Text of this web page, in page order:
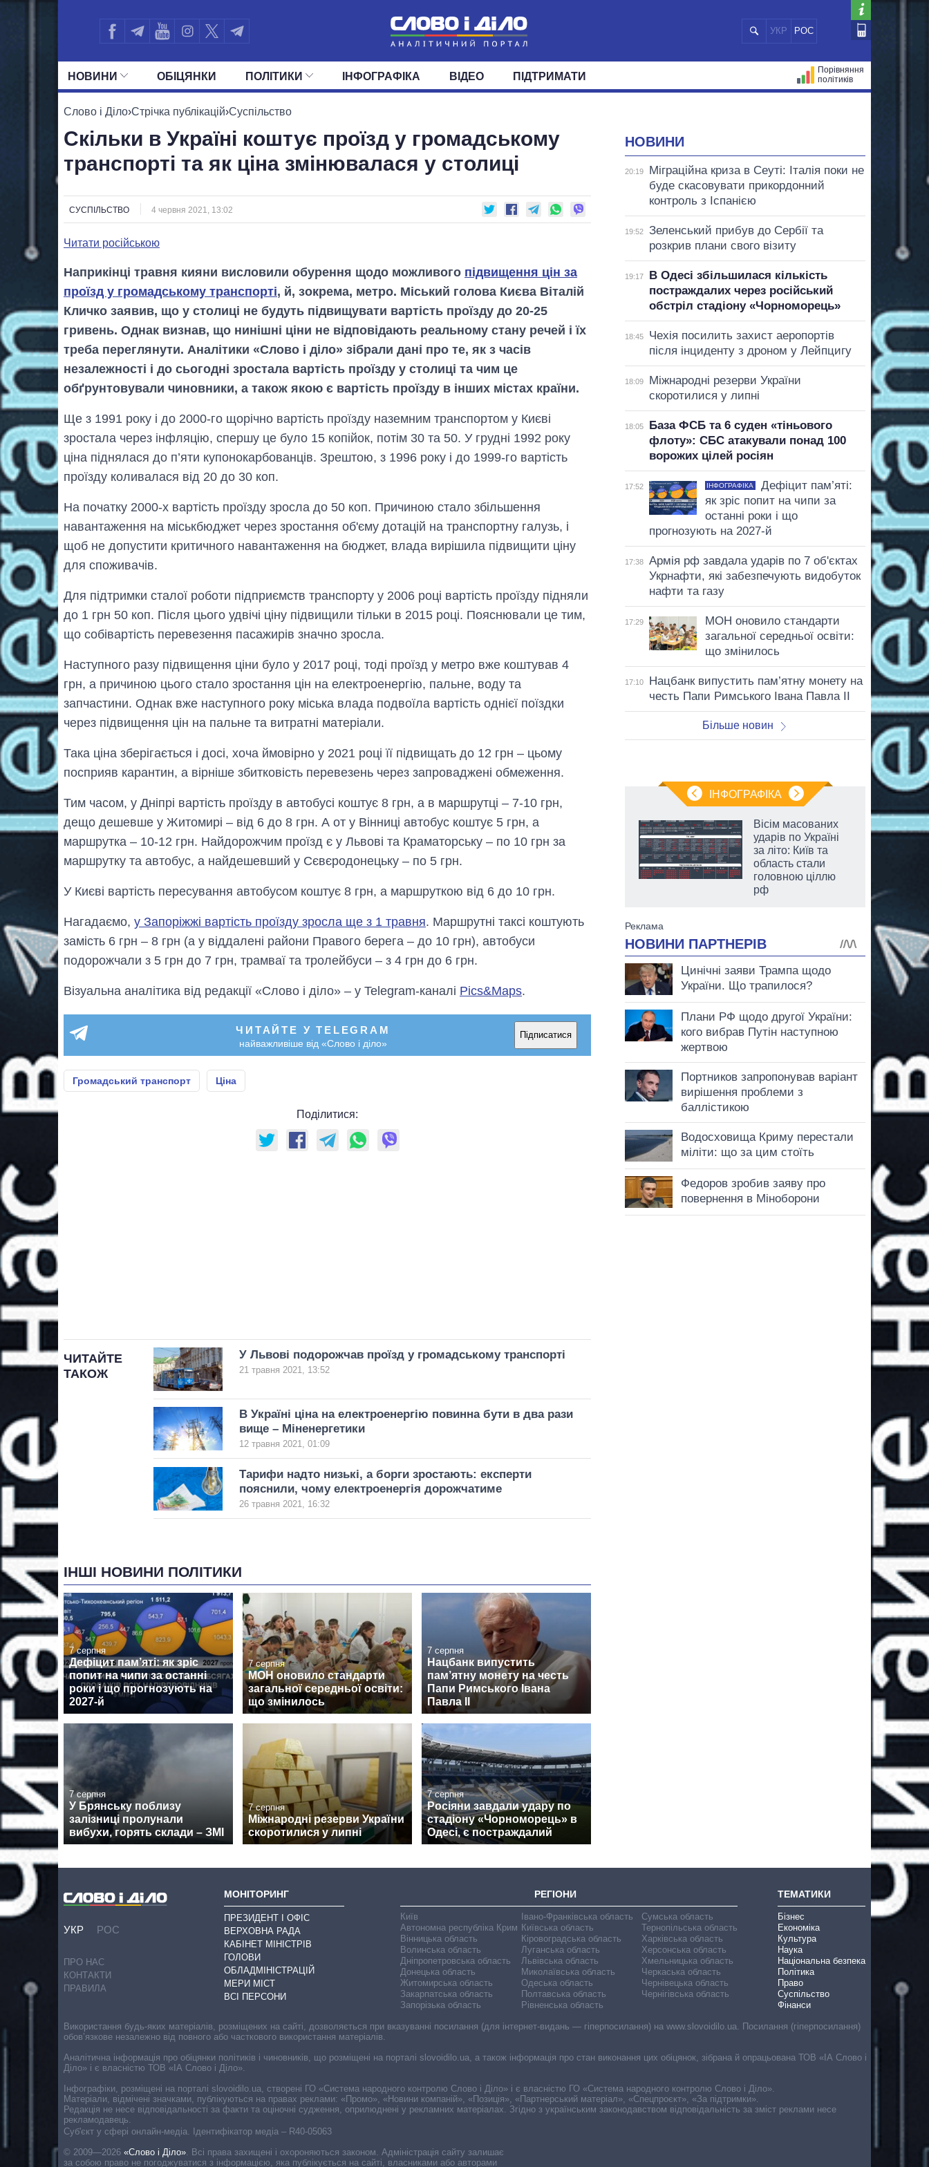
УКР РОС
НОВИНИ
ПОЛІТИКА ЕКОНОМІКА СУСПІЛЬСТВО СВІТ
ОБIЦЯНКИ ПОЛIТИКИ
УСІ ПОЛІТИКИ ПРЕЗИДЕНТ І ОФІС
ДЕПУТАТИ КОМІТЕТИ ФРАКЦІЇ ОКРУГИ
ІНФОГРАФІКА ВІДЕО ПІДТРИМАТИ
Порівняння
політиків
Слово і Діло›Стрічка публікацій›Суспільство
Скільки в Україні коштує проїзд у громадському
транспорті та як ціна змінювалася у столиці
СУСПІЛЬСТВО 4 червня 2021, 13:02
Читати російською
Наприкінці травня кияни висловили обурення щодо можливого підвищення цін за
проїзд у громадському транспорті, й, зокрема, метро. Міський голова Києва Віталій
Кличко заявив, що у столиці не будуть підвищувати вартість проїзду до 20-25
гривень. Однак визнав, що нинішні ціни не відповідають реальному стану речей і їх
треба переглянути. Аналітики «Слово і діло» зібрали дані про те, як з часів
незалежності і до сьогодні зростала вартість проїзду у столиці та чим це
обґрунтовували чиновники, а також якою є вартість проїзду в інших містах країни.
Ще з 1991 року і до 2000-го щорічно вартість проїзду наземним транспортом у Києві
зростала через інфляцію, спершу це було 15 копійок, потім 30 та 50. У грудні 1992 року
ціна піднялася до п’яти купонокарбованців. Зрештою, з 1996 року і до 1999-го вартість
проїзду коливалася від 20 до 30 коп.
На початку 2000-х вартість проїзду зросла до 50 коп. Причиною стало збільшення
навантаження на міськбюджет через зростання об'єму дотацій на транспортну галузь, і
щоб не допустити критичного навантаження на бюджет, влада вирішила підвищити ціну
для споживачів.
Для підтримки сталої роботи підприємств транспорту у 2006 році вартість проїзду підняли
до 1 грн 50 коп. Після цього удвічі ціну підвищили тільки в 2015 році. Пояснювали це тим,
що собівартість перевезення пасажирів значно зросла.
Наступного разу підвищення ціни було у 2017 році, тоді проїзд у метро вже коштував 4
грн, а причиною цього стало зростання цін на електроенергію, пальне, воду та
запчастини. Однак вже наступного року міська влада подвоїла вартість однієї поїздки
через підвищення цін на пальне та витратні матеріали.
Така ціна зберігається і досі, хоча ймовірно у 2021 році її підвищать до 12 грн ‒ цьому
посприяв карантин, а вірніше збитковість перевезень через запроваджені обмеження.
Тим часом, у Дніпрі вартість проїзду в автобусі коштує 8 грн, а в маршрутці ‒ 7-10 грн,
дещо дешевше у Житомирі ‒ від 6 до 8 грн. А от у Вінниці автобус коштує 5 грн, а
маршрутка ‒ 10-12 грн. Найдорожчим проїзд є у Львові та Краматорську ‒ по 10 грн за
маршрутку та автобус, а найдешевший у Сєвєродонецьку ‒ по 5 грн.
У Києві вартість пересування автобусом коштує 8 грн, а маршруткою від 6 до 10 грн.
Нагадаємо, у Запоріжжі вартість проїзду зросла ще з 1 травня. Маршрутні таксі коштують
замість 6 грн ‒ 8 грн (а у віддалені райони Правого берега ‒ до 10 грн), автобуси
подорожчали з 5 грн до 7 грн, трамваї та тролейбуси ‒ з 4 грн до 6 грн.
Візуальна аналітика від редакції «Слово і діло» – у Telegram-каналі Pics&Maps.
ЧИТАЙТЕ У TELEGRAM
найважливіше від «Слово і діло»
Підписатися
Громадський транспорт Ціна
Поділитися:
ЧИТАЙТЕ
ТАКОЖ
У Львові подорожчав проїзд у громадському транспорті
21 травня 2021, 13:52
В Україні ціна на електроенергію повинна бути в два рази
вище – Міненергетики
12 травня 2021, 01:09
Тарифи надто низькі, а борги зростають: експерти
пояснили, чому електроенергія дорожчатиме
26 травня 2021, 16:32
ІНШІ НОВИНИ ПОЛІТИКИ
7 серпня
Дефіцит пам’яті: як зріс
попит на чипи за останні
роки і що прогнозують на
2027-й
7 серпня
МОН оновило стандарти
загальної середньої освіти:
що змінилось
7 серпня
Нацбанк випустить
пам’ятну монету на честь
Папи Римського Івана
Павла II
7 серпня
У Брянську поблизу
залізниці пролунали
вибухи, горять склади – ЗМІ
7 серпня
Міжнародні резерви України
скоротилися у липні
7 серпня
Росіяни завдали удару по
стадіону «Чорноморець» в
Одесі, є постраждалий
НОВИНИ
20:19
Міграційна криза в Сеуті: Італія поки не
буде скасовувати прикордонний
контроль з Іспанією
19:52
Зеленський прибув до Сербії та
розкрив плани свого візиту
19:17
В Одесі збільшилася кількість
постраждалих через російський
обстріл стадіону «Чорноморець»
18:45
Чехія посилить захист аеропортів
після інциденту з дроном у Лейпцигу
18:09
Міжнародні резерви України
скоротилися у липні
18:05
База ФСБ та 6 суден «тіньового
флоту»: СБС атакували понад 100
ворожих цілей росіян
17:52 ІНФОГРАФІКА
Дефіцит пам’яті:
як зріс попит на чипи за
останні роки і що
прогнозують на 2027-й
17:38
Армія рф завдала ударів по 7 об'єктах
Укрнафти, які забезпечують видобуток
нафти та газу
17:29
МОН оновило стандарти
загальної середньої освіти:
що змінилось
17:10
Нацбанк випустить пам’ятну монету на
честь Папи Римського Івана Павла II
Більше новин
ІНФОГРАФІКА
Від 1 місяця – до 5
років: хто і як
довго обіймав
Вісім масованих
ударів по Україні
за літо: Київ та
область стали
головною ціллю
рф
УКР РОС
ПРО НАС
КОНТАКТИ
ПРАВИЛА
МОНІТОРИНГ
ПРЕЗИДЕНТ І ОФІС
ВЕРХОВНА РАДА
КАБІНЕТ МІНІСТРІВ
ГОЛОВИ
ОБЛАДМІНІСТРАЦІЙ
МЕРИ МІСТ
ВСІ ПЕРСОНИ
РЕГІОНИ
Київ
Автономна республіка Крим
Вінницька область
Волинська область
Дніпропетровська область
Донецька область
Житомирська область
Закарпатська область
Запорізька область
Івано-Франківська область
Київська область
Кіровоградська область
Луганська область
Львівська область
Миколаївська область
Одеська область
Полтавська область
Рівненська область
Сумська область
Тернопільська область
Харківська область
Херсонська область
Хмельницька область
Черкаська область
Чернівецька область
Чернігівська область
ТЕМАТИКИ
Бізнес
Економіка
Культура
Наука
Національна безпека
Політика
Право
Суспільство
Фінанси
Cуб'єкт у сфері онлайн-медіа. Ідентифікатор медіа – R40-05063
© 2009—2026 «Слово і Діло». Всі права захищені і охороняються законом. Адміністрація сайту залишає
за собою право не погоджуватися з інформацією, яка публікується на сайті, власниками або авторами
Використання будь-яких матеріалів, розміщених на сайті, дозволяється при вказуванні посилання (для інтернет-видань — гіперпосилання) на www.slovoidilo.ua. Посилання (гіперпосилання)
обов’язкове незалежно від повного або часткового використання матеріалів.
Аналітична інформація про обіцянки політиків і чиновників, що розміщені на порталі slovoidilo.ua, а також інформація про стан виконання цих обіцянок, зібрана й опрацьована ТОВ «ІА Слово і
Діло» і є власністю ТОВ «ІА Слово і Діло».
Інфографіки, розміщені на порталі slovoidilo.ua, створені ГО «Система народного контролю Слово і Діло» і є власністю ГО «Система народного контролю Слово і Діло».
Матеріали, відмічені значками, публікуються на правах реклами: «Промо», «Новини компаній», «Позиція», «Партнерський матеріал», «Спецпроєкт», «За підтримки».
Редакція не несе відповідальності за факти та оціночні судження, оприлюднені у рекламних матеріалах. Згідно з українським законодавством відповідальність за зміст реклами несе
рекламодавець.